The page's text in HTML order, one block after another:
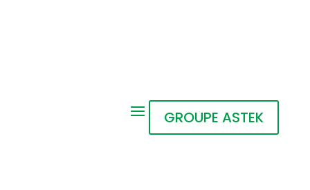
GROUPE ASTEK